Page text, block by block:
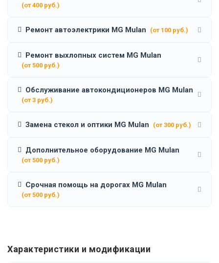
(от 400 руб.)
Ремонт автоэлектрики MG Mulan (от 100 руб.)
Ремонт выхлопных систем MG Mulan
(от 500 руб.)
Обслуживание автокондиционеров MG Mulan
(от 3 руб.)
Замена стекол и оптики MG Mulan (от 300 руб.)
Дополнительное оборудование MG Mulan
(от 500 руб.)
Срочная помощь на дорогах MG Mulan
(от 500 руб.)
Характеристики и модификации